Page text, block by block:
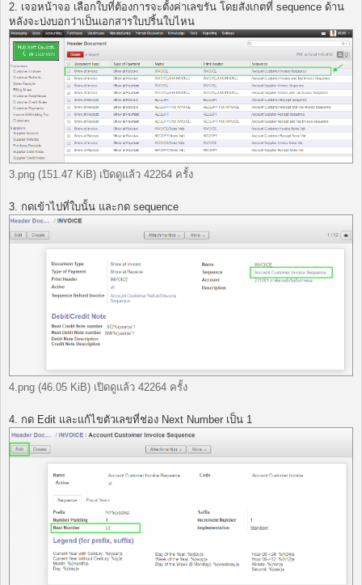
2. เจอหน้าจอ เลือกใบที่ต้องการจะตั้งค่าเลขรัน โดยสังเกตที่ sequence ด้าน
หลังจะบ่งบอกว่าเป็นเอกสารใบปริ้นใบไหน
3.png (151.47 KiB) เปิดดูแล้ว 42264 ครั้ง
3. กดเข้าไปที่ใบนั้น และกด sequence
4.png (46.05 KiB) เปิดดูแล้ว 42264 ครั้ง
4. กด Edit และแก้ไขตัวเลขที่ช่อง Next Number เป็น 1